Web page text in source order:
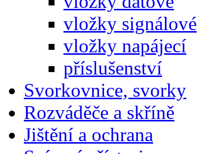
vložky signálové
vložky napájecí
příslušenství
Svorkovnice, svorky
Rozváděče a skříně
Jištění a ochrana